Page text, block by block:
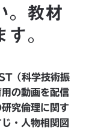
。教材
。
（科学技術振
の動画を配信
究倫理に関す
・人物相関図